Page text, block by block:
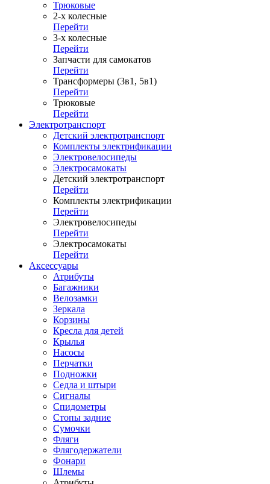
Трюковые
2-х колесные
Перейти
3-х колесные
Перейти
Запчасти для самокатов
Перейти
Трансформеры (3в1, 5в1)
Перейти
Трюковые
Перейти
Электротранспорт
Детский электротранспорт
Комплекты электрификации
Электровелосипеды
Электросамокаты
Детский электротранспорт
Перейти
Комплекты электрификации
Перейти
Электровелосипеды
Перейти
Электросамокаты
Перейти
Аксессуары
Атрибуты
Багажники
Велозамки
Зеркала
Корзины
Кресла для детей
Крылья
Насосы
Перчатки
Подножки
Седла и штыри
Сигналы
Спидометры
Стопы задние
Сумочки
Фляги
Флягодержатели
Фонари
Шлемы